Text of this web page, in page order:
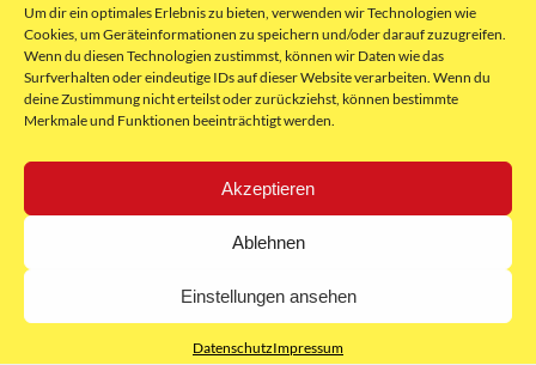
Um dir ein optimales Erlebnis zu bieten, verwenden wir Technologien wie
Cookies, um Geräteinformationen zu speichern und/oder darauf zuzugreifen.
Wenn du diesen Technologien zustimmst, können wir Daten wie das
Surfverhalten oder eindeutige IDs auf dieser Website verarbeiten. Wenn du
deine Zustimmung nicht erteilst oder zurückziehst, können bestimmte
Merkmale und Funktionen beeinträchtigt werden.
Akzeptieren
Ablehnen
Einstellungen ansehen
DatenschutzImpressum
kontakt@freielokale-graz.at
Website by Rubikon Werbeagentur
GmbH
Impressum
AGB
Datenschutz
E-Mail